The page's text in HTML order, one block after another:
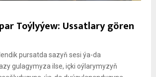
Toýlyýew: Ussatlary gören
pursatda sazyň sesi ýa-da
gulagymyza ilse, içki oýlarymyzyň